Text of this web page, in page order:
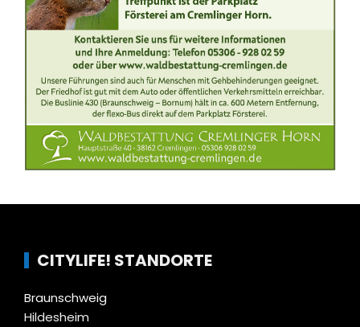
CITYLIFE! STANDORTE
Braunschweig
Hildesheim